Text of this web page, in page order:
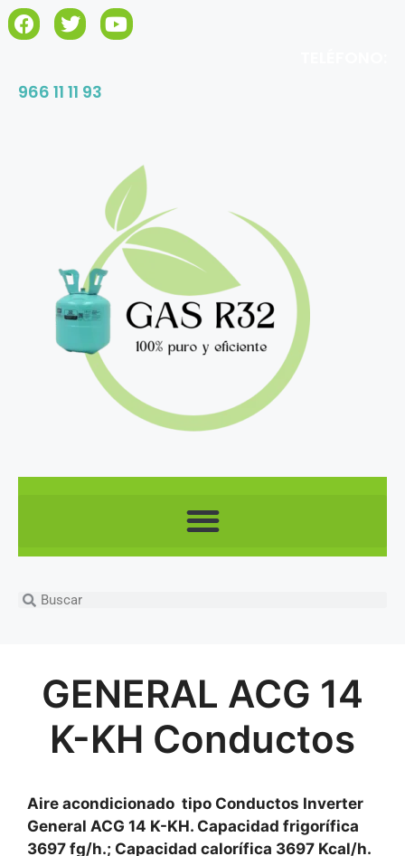
966 11 11 93
GENERAL ACG 14
K-KH Conductos
Aire acondicionado tipo Conductos Inverter
General ACG 14 K-KH. Capacidad frigorífica
3697 fg/h.; Capacidad calorífica 3697 Kcal/h.